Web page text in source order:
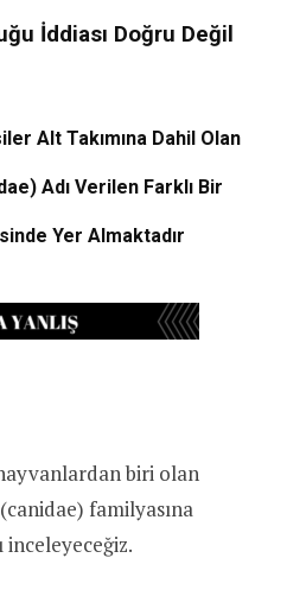
İddiası Doğru Değil
Alt Takımına Dahil Olan
Adı Verilen Farklı Bir
Yer Almaktadır
biri olan
familyasına
inceleyeceğiz.